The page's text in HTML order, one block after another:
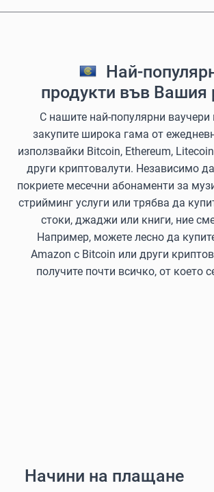
Най-
продукти във Вашия
С нашите най-популярни
закупите широка гама от
използвайки Bitcoin, Ethereum,
други криптовалути. Независимо
покриете месечни абонаменти за
стрийминг услуги или трябва да
стоки, джаджи или книги, ние
Например, можете лесно да
Amazon с Bitcoin или други
получите почти всичко, от което
Начини на плащане